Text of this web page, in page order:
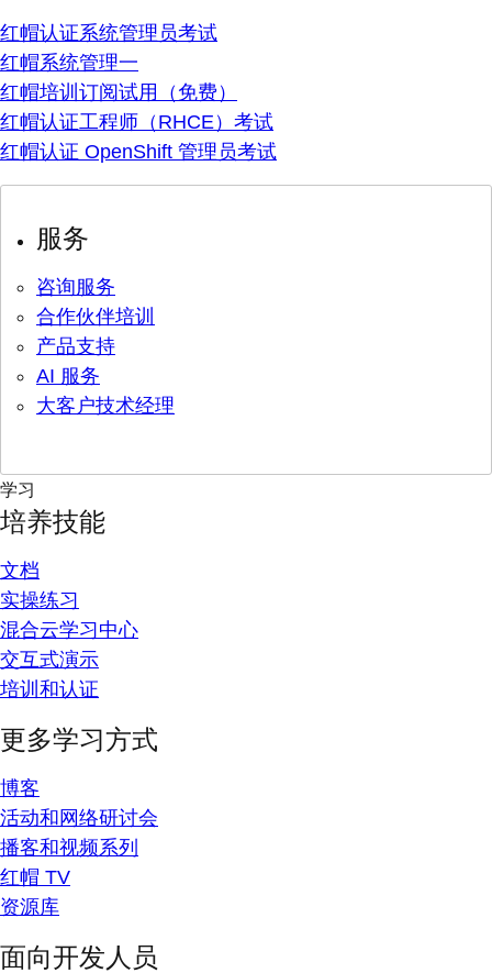
红帽认证系统管理员考试
红帽系统管理一
红帽培训订阅试用（免费）
红帽认证工程师（RHCE）考试
红帽认证 OpenShift 管理员考试
服务
咨询服务
合作伙伴培训
产品支持
AI 服务
大客户技术经理
学习
培养技能
文档
实操练习
混合云学习中心
交互式演示
培训和认证
更多学习方式
博客
活动和网络研讨会
播客和视频系列
红帽 TV
资源库
面向开发人员